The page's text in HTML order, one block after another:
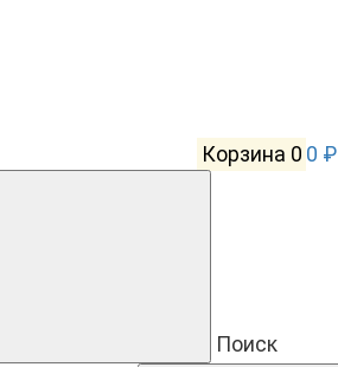
Корзина 0 0 ₽
Поиск